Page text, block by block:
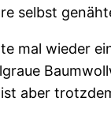
selbst
mal wieder
aber